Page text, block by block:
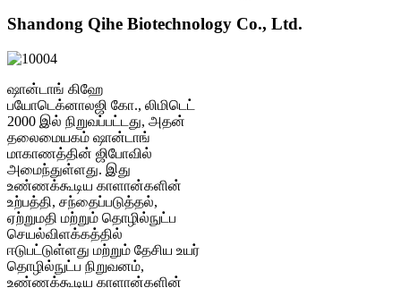
Shandong Qihe Biotechnology Co., Ltd.
ஷான்டாங் கிஹே
பயோடெக்னாலஜி கோ., லிமிடெட்
2000 இல் நிறுவப்பட்டது, அதன்
தலைமையகம் ஷான்டாங்
மாகாணத்தின் ஜிபோவில்
அமைந்துள்ளது. இது
உண்ணக்கூடிய காளான்களின்
உற்பத்தி, சந்தைப்படுத்தல்,
ஏற்றுமதி மற்றும் தொழில்நுட்ப
செயல்விளக்கத்தில்
ஈடுபட்டுள்ளது மற்றும் தேசிய உயர்
தொழில்நுட்ப நிறுவனம்,
உண்ணக்கூடிய காளான்களின்